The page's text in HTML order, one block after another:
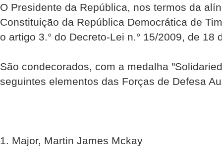
O Presidente da República, nos termos da
Constituição da República Democrática de
o artigo 3.° do Decreto-Lei n.° 15/2009, de 18
São condecorados, com a medalha
seguintes elementos das Forças de Defesa
1. Major, Martin James Mckay